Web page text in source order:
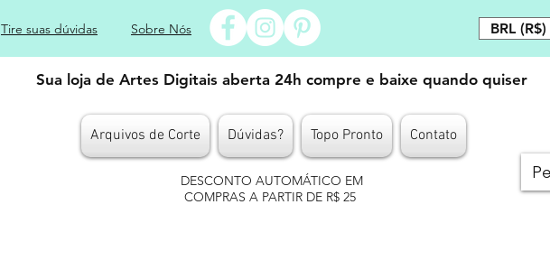
Tire suas dúvidas Sobre Nós BRL (R$)
Sua loja de Artes Digitais aberta 24h compre e baixe quando quiser
Arquivos de Corte Dúvidas? Topo Pronto Contato
DESCONTO AUTOMÁTICO EM
COMPRAS A PARTIR DE R$ 25